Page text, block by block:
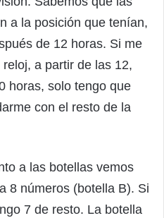
a la posición que tenían,
de 12 horas. Si me
a partir de las 12,
horas, solo tengo que
con el resto de la
a las botellas vemos
8 números (botella B). Si
7 de resto. La botella